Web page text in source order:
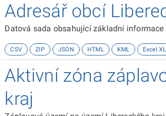
Adresář obcí
Datová sada obsahující základní
CSV ZIP JSON HTML KML Excel
Aktivní zóna
kraj